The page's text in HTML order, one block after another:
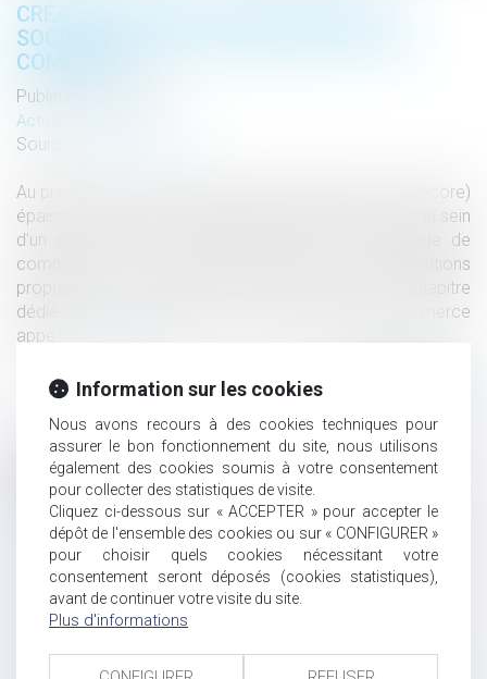
CRÉATION D’UN CHAPITRE DÉDIÉ AUX
SOCIÉTÉS COTÉES AU SEIN DU CODE DE
COMMERCE
Publié le :
Actualités altajuris
Source :
Au premier janvier, notre Code de commerce s’est (encore)
épaissi. Il compte 78 articles supplémentaires logés au sein
d’un nouveau-né : le chapitre X du Titre II du Code de
commerce. Ce dernier est intitulé « des dispositions
propres aux… Lire la suite › The post Création d’un chapitre
dédié aux sociétés cotées au sein du Code de commerce
appe...
Historique
Congrès Alta-Juris International 2021 à Nice
Création d’un chapitre dédié aux sociétés cotées au sein du
Code de commerce
La Lettre du Cercle N°58
Concurrence déloyale : conditions et sanctions
Départ à la retraite du dirigeant de PME : précisions de Bercy
sur l’abattement lié la plus-value de cession des titres
Information sur les cookies
Nous avons recours à des cookies techniques pour
assurer le bon fonctionnement du site, nous utilisons
également des cookies soumis à votre consentement
pour collecter des statistiques de visite.
Cliquez ci-dessous sur « ACCEPTER » pour accepter le
dépôt de l'ensemble des cookies ou sur « CONFIGURER »
pour choisir quels cookies nécessitant votre
consentement seront déposés (cookies statistiques),
avant de continuer votre visite du site.
Plus d'informations